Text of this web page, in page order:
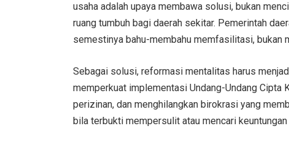
usaha adalah upaya membawa solusi, bukan
ruang tumbuh bagi daerah sekitar. Pemerintah
semestinya bahu-membahu memfasilitasi, bukan
Sebagai solusi, reformasi mentalitas harus
memperkuat implementasi Undang-Undang Cipta
perizinan, dan menghilangkan birokrasi yang
bila terbukti mempersulit atau mencari keuntungan